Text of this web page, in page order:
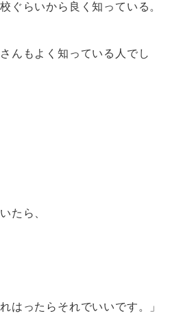
ぐらいから良く知っている。
んもよく知っている人でし
たら、
はったらそれでいいです。」